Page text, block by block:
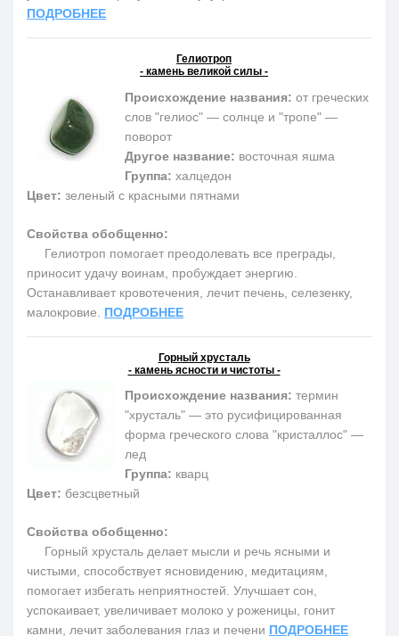
ПОДРОБНЕЕ
Гелиотроп
- камень великой силы -
Происхождение названия: от греческих
слов "гелиос" — солнце и "тропе" —
поворот
Другое название: восточная яшма
Группа: халцедон
Цвет: зеленый с красными пятнами
Свойства обобщенно:
Гелиотроп помогает преодолевать все преграды,
приносит удачу воинам, пробуждает энергию.
Останавливает кровотечения, лечит печень, селезенку,
малокровие. ПОДРОБНЕЕ
Горный хрусталь
- камень ясности и чистоты -
Происхождение названия: термин
"хрусталь" — это русифицированная
форма греческого слова "кристаллос" —
лед
Группа: кварц
Цвет: безсцветный
Свойства обобщенно:
Горный хрусталь делает мысли и речь ясными и
чистыми, способствует ясновидению, медитациям,
помогает избегать неприятностей. Улучшает сон,
успокаивает, увеличивает молоко у роженицы, гонит
камни, лечит заболевания глаз и печени ПОДРОБНЕЕ